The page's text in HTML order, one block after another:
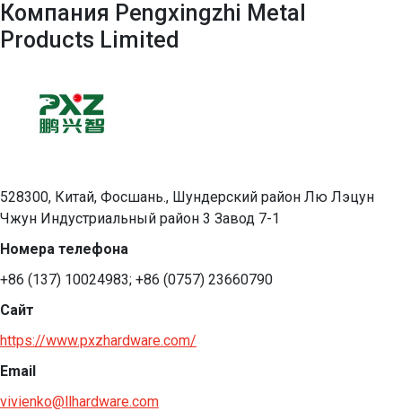
Компания Pengxingzhi Metal
Products Limited
528300, Китай, Фосшань., Шундерский район Лю Лэцун
Чжун Индустриальный район 3 Завод 7-1
Номера телефона
+86 (137) 10024983; +86 (0757) 23660790
Сайт
https://www.pxzhardware.com/
Email
vivienko@llhardware.com